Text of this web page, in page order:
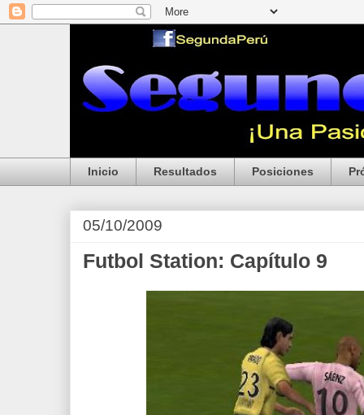
Inicio Resultados Posiciones
05/10/2009
Futbol Station: Capítulo 9